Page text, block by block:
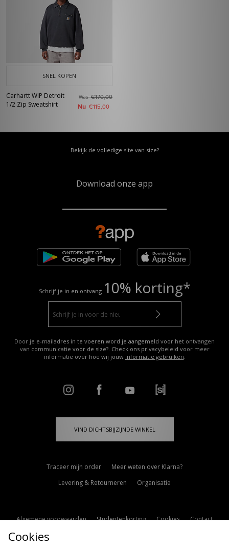
SNEL KOPEN
Carhartt WIP Detroit
1/2 Zip Sweatshirt
Was€170,00
Nu €115,00
Bekijk de volledige site van size?
Download onze app
Schrijf je in en ontvang 10% korting*
Door je e-mailadres in te voeren word je aangemeld voor het ontvangen
van communicatie voor de size?. Check ons privacybeleid voor meer
informatie over hoe wij jouw informatie gebruiken.
VIND DICHTSBIJZIJNDE WINKEL
Traceer mijn order
Meer weten over Klarna?
Levering & Retourneren
Organisatie
Algemene voorwaarden Studentenkorting Cookies
Contact
Cookie Instellingen
Cookies